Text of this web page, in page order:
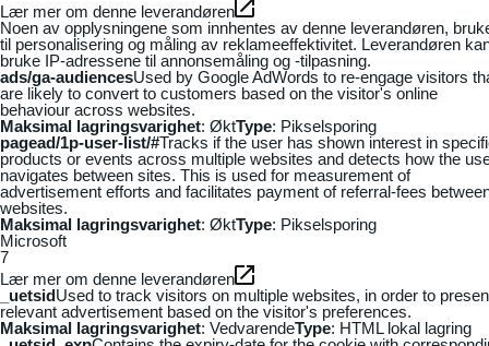
Lær mer om denne leverandøren
Noen av opplysningene som innhentes av denne leverandøren,
til personalisering og måling av reklameeffektivitet. Leverandøren
bruke IP-adressene til annonsemåling og -tilpasning.
ads/ga-audiencesUsed by Google AdWords to re-engage visitors
are likely to convert to customers based on the visitor's online
behaviour across websites.
Maksimal lagringsvarighet: ØktType: Pikselsporing
pagead/1p-user-list/#Tracks if the user has shown interest in
products or events across multiple websites and detects how the
navigates between sites. This is used for measurement of
advertisement efforts and facilitates payment of referral-fees
websites.
Maksimal lagringsvarighet: ØktType: Pikselsporing
Microsoft
7
Lær mer om denne leverandøren
_uetsidUsed to track visitors on multiple websites, in order to
relevant advertisement based on the visitor's preferences.
Maksimal lagringsvarighet: VedvarendeType: HTML lokal lagring